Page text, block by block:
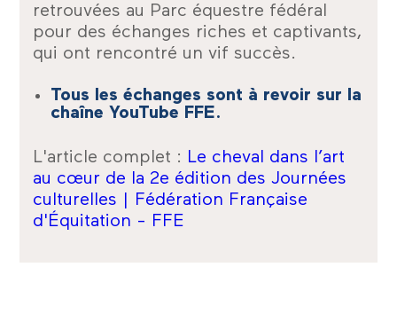
retrouvées au Parc équestre fédéral
pour des échanges riches et captivants,
qui ont rencontré un vif succès.
Tous les échanges sont à revoir sur la
chaîne YouTube FFE.
L'article complet : Le cheval dans l’art
au cœur de la 2e édition des Journées
culturelles | Fédération Française
d'Équitation - FFE